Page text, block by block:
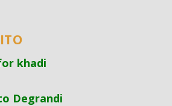
khadi
Degrandi